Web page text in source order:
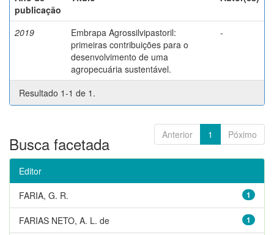
publicação
2019
Embrapa Agrossilvipastoril:
primeiras contribuições para o
desenvolvimento de uma
agropecuária sustentável.
-
Resultado 1-1 de 1.
Anterior 1 Póximo
Busca facetada
Editor
1
FARIA, G. R.
1
FARIAS NETO, A. L. de